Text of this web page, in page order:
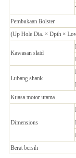
Pembukaan Bolster
(Up Hole Dia. × Dpth ×
Kawasan slaid
Lubang shank
Kuasa motor utama
Dimensions
Berat bersih